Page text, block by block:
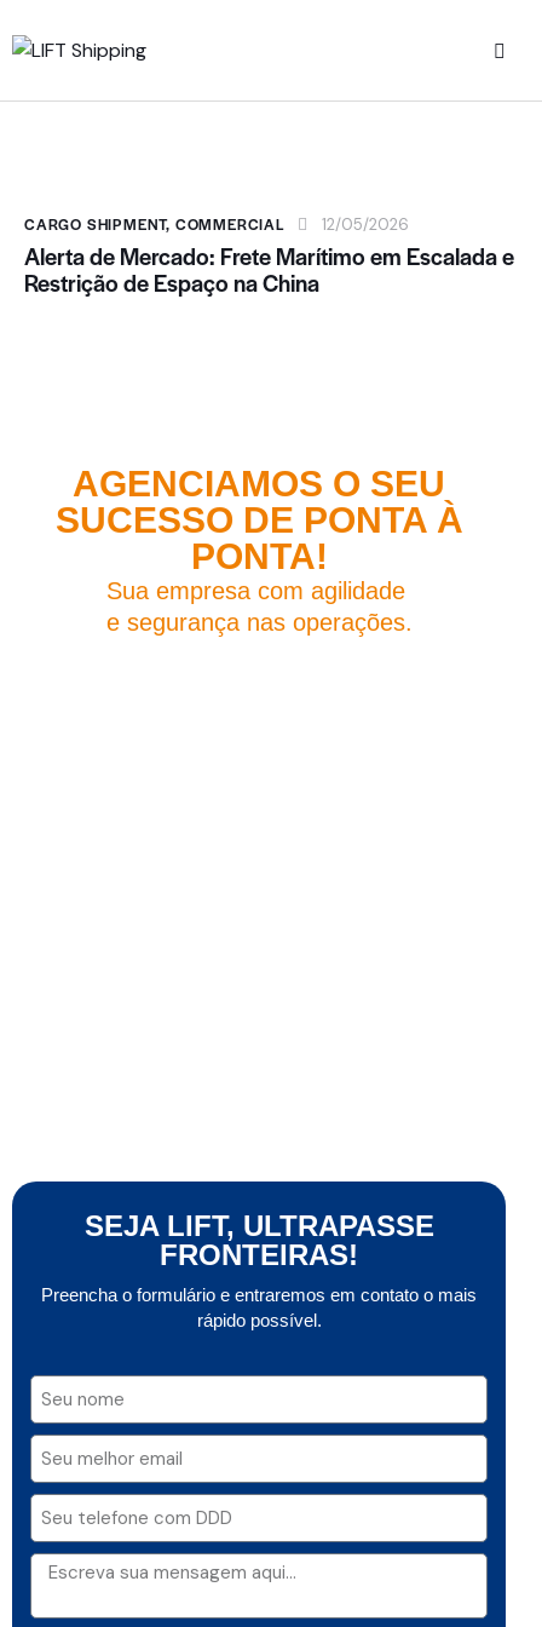
CARGO SHIPMENT, COMMERCIAL 12/05/2026
Alerta de Mercado: Frete Marítimo em Escalada e
Restrição de Espaço na China
AGENCIAMOS O SEU
SUCESSO DE PONTA À
PONTA!
Sua empresa com agilidade
e segurança nas operações.
SEJA LIFT, ULTRAPASSE
FRONTEIRAS!
Preencha o formulário e entraremos em contato o mais
rápido possível.